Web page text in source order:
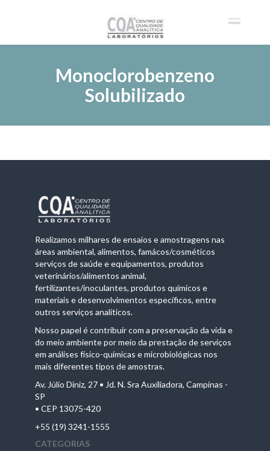
Monoclorobenzeno
Solubilizado
Realizamos milhares de ensaios e amostragens nas
áreas ambiental, alimentos, famácos/cosméticos
serviços de saúde e equipamentos, produtos
veterinários/alimentos animal,
fertilizantes/inoculantes, produtos químicos e
materiais e desenvolvimentos específicos, entre
outros serviços analíticos.
Nosso papel é contribuir com a preservação da vida e
do meio ambiente por meio da prestação de serviços
em análises físico-químicas e microbiológicas nos
mais diferentes tipos de amostras.
Av. Júlio Diniz, 27 • Jd. N. Sra Auxiliadora, Campinas -
SP
• CEP 13075-420
+55 (19) 3241-1555
CATEGORIAS